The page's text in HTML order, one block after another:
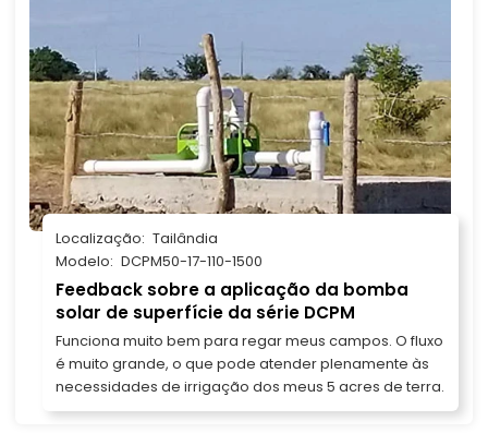
Localização: Tailândia
Modelo: DCPM50-17-110-1500
Feedback sobre a aplicação da bomba
solar de superfície da série DCPM
Funciona muito bem para regar meus campos. O fluxo
é muito grande, o que pode atender plenamente às
necessidades de irrigação dos meus 5 acres de terra.